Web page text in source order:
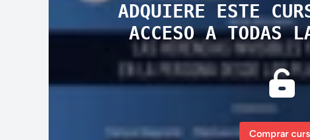
ADQUIERE ESTE
ACCESO A TODAS
Comprar